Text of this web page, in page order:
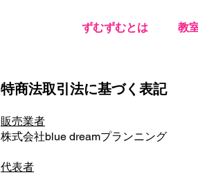
ずむずむとは 教
特商法取引法に基づく表記
販売業者
株式会社blue dreamプランニング
代表者